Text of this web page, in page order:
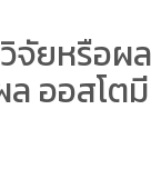
ยหรือผล
ออสโต